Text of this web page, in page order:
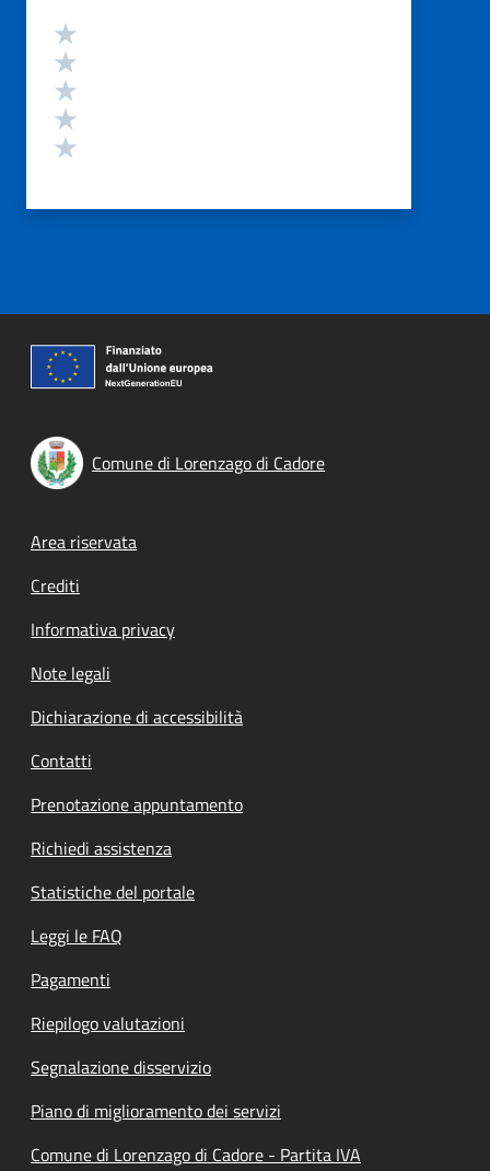
Valutazione
Comune di Lorenzago di Cadore
Footer menu
Area riservata
Crediti
Informativa privacy
Note legali
Dichiarazione di accessibilità
Contatti
Prenotazione appuntamento
Richiedi assistenza
Statistiche del portale
Leggi le FAQ
Pagamenti
Riepilogo valutazioni
Segnalazione disservizio
Piano di miglioramento dei servizi
Comune di Lorenzago di Cadore - Partita IVA